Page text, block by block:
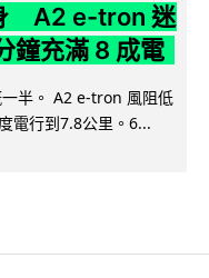
A2 e-tron 迷
充滿 8 成電
半。 A2 e-tron 風阻低
電行到7.8公里。6...